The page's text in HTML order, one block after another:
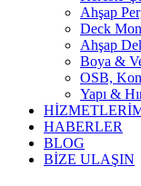
Ahşap
Deck
Ahşap
Boya &
OSB,
Yapı &
HABERLER
BLOG
BİZE ULAŞIN